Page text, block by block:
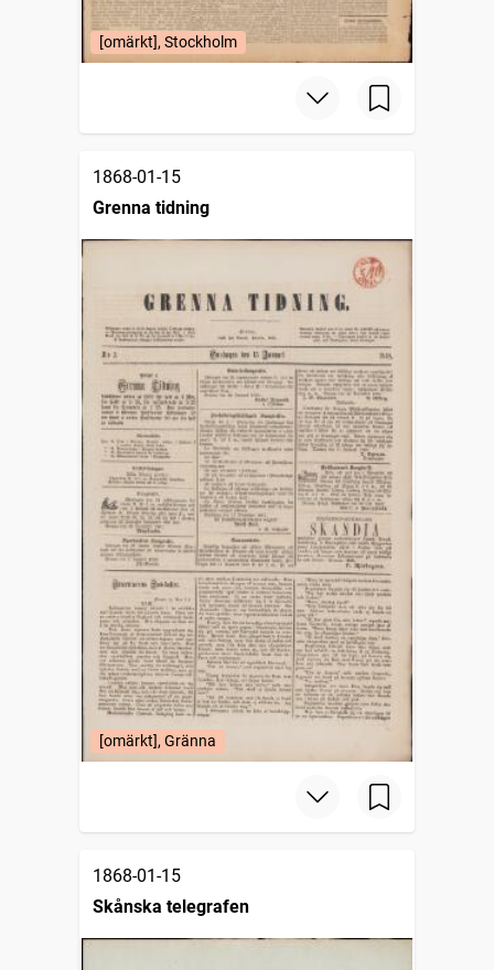
[omärkt], Stockholm
1868-01-15
Grenna tidning
[omärkt], Gränna
1868-01-15
Skånska telegrafen